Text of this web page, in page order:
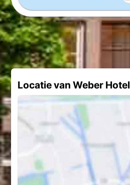
Locatie van Weber Hotel